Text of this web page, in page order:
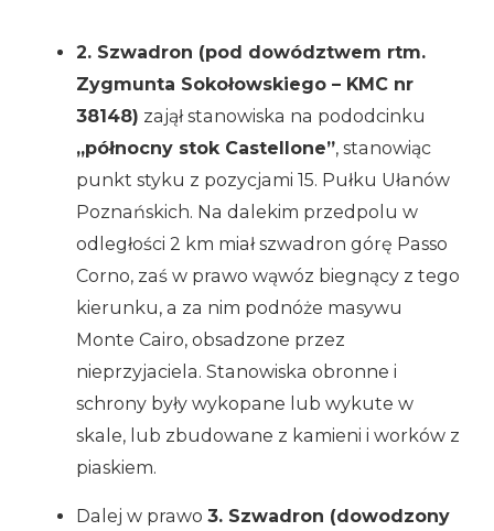
2. Szwadron (pod dowództwem rtm.
Zygmunta Sokołowskiego – KMC nr
38148) zajął stanowiska na pododcinku
„północny stok Castellone”, stanowiąc
punkt styku z pozycjami 15. Pułku Ułanów
Poznańskich. Na dalekim przedpolu w
odległości 2 km miał szwadron górę Passo
Corno, zaś w prawo wąwóz biegnący z tego
kierunku, a za nim podnóże masywu
Monte Cairo, obsadzone przez
nieprzyjaciela. Stanowiska obronne i
schrony były wykopane lub wykute w
skale, lub zbudowane z kamieni i worków z
piaskiem.
Dalej w prawo 3. Szwadron (dowodzony